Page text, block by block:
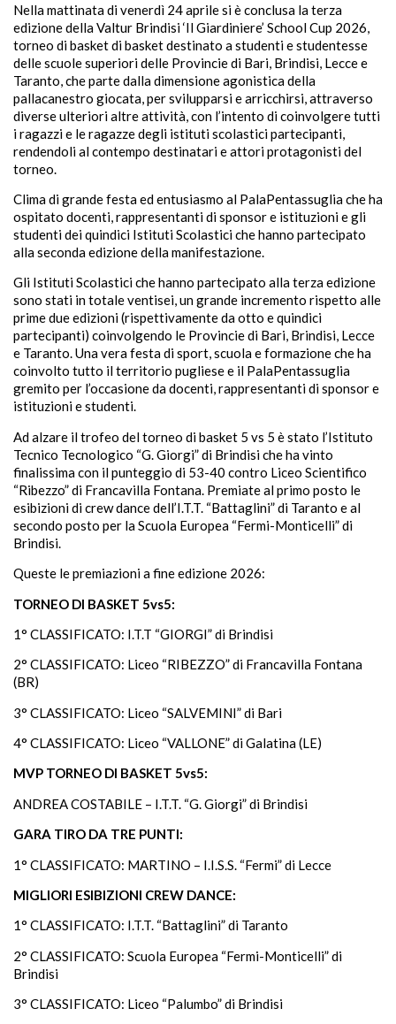
Nella mattinata di venerdì 24 aprile si è conclusa la terza
edizione della Valtur Brindisi ‘Il Giardiniere’ School Cup 2026,
torneo di basket di basket destinato a studenti e studentesse
delle scuole superiori delle Provincie di Bari, Brindisi, Lecce e
Taranto, che parte dalla dimensione agonistica della
pallacanestro giocata, per svilupparsi e arricchirsi, attraverso
diverse ulteriori altre attività, con l’intento di coinvolgere tutti
i ragazzi e le ragazze degli istituti scolastici partecipanti,
rendendoli al contempo destinatari e attori protagonisti del
torneo.
Clima di grande festa ed entusiasmo al PalaPentassuglia che ha
ospitato docenti, rappresentanti di sponsor e istituzioni e gli
studenti dei quindici Istituti Scolastici che hanno partecipato
alla seconda edizione della manifestazione.
Gli Istituti Scolastici che hanno partecipato alla terza edizione
sono stati in totale ventisei, un grande incremento rispetto alle
prime due edizioni (rispettivamente da otto e quindici
partecipanti) coinvolgendo le Provincie di Bari, Brindisi, Lecce
e Taranto. Una vera festa di sport, scuola e formazione che ha
coinvolto tutto il territorio pugliese e il PalaPentassuglia
gremito per l’occasione da docenti, rappresentanti di sponsor e
istituzioni e studenti.
Ad alzare il trofeo del torneo di basket 5 vs 5 è stato l’Istituto
Tecnico Tecnologico “G.Giorgi” di Brindisi che ha vinto
finalissima con il punteggio di 53-40 contro Liceo Scientifico
“Ribezzo” di Francavilla Fontana. Premiate al primo posto le
esibizioni di crew dance dell’I.T.T. “Battaglini” di Taranto e al
secondo posto per la Scuola Europea “Fermi-Monticelli” di
Brindisi.
Queste le premiazioni a fine edizione 2026:
TORNEO DI BASKET 5vs5:
1° CLASSIFICATO: I.T.T “GIORGI” di Brindisi
2° CLASSIFICATO: Liceo “RIBEZZO” di Francavilla Fontana
(BR)
3° CLASSIFICATO: Liceo “SALVEMINI” di Bari
4° CLASSIFICATO: Liceo “VALLONE” di Galatina (LE)
MVP TORNEO DI BASKET 5vs5:
ANDREA COSTABILE – I.T.T. “G. Giorgi” di Brindisi
GARA TIRO DA TRE PUNTI:
1° CLASSIFICATO: MARTINO – I.I.S.S. “Fermi” di Lecce
MIGLIORI ESIBIZIONI CREW DANCE:
1° CLASSIFICATO: I.T.T. “Battaglini” di Taranto
2° CLASSIFICATO: Scuola Europea “Fermi-Monticelli” di
Brindisi
3° CLASSIFICATO: Liceo “Palumbo” di Brindisi